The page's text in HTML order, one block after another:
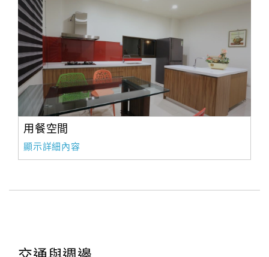
用餐空間
顯示詳細內容